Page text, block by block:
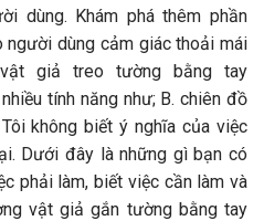
dùng. Khám phá thêm phần
người dùng cảm giác thoải mái
giả treo tường bằng tay
tính năng như; B. chiên đồ
không biết ý nghĩa của việc
Dưới đây là những gì bạn có
phải làm, biết việc cần làm và
vật giả gắn tường bằng tay